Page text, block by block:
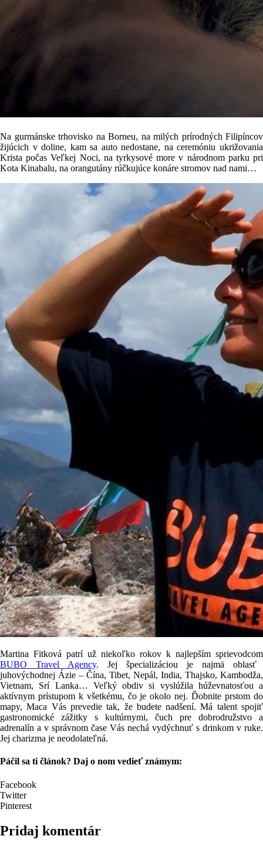
Na gurmánske trhovisko na Borneu, na milých prírodných Filipíncov
žijúcich v doline, kam sa auto nedostane, na ceremóniu ukrižovania
Krista počas Veľkej Noci, na tyrkysové more v národnom parku pri
Kota Kinabalu, na orangutány rúčkujúce konáre stromov nad nami…
Martina Fitková patrí už niekoľko rokov k najlepším sprievodcom
BUBO Travel Agency. Jej špecializáciou je najmä oblasť
juhovýchodnej Ázie – Čína, Tibet, Nepál, India, Thajsko, Kambodža,
Vietnam, Srí Lanka… Veľký obdiv si vyslúžila húževnatosťou a
aktívnym prístupom k všetkému, čo je okolo nej. Ďobnite prstom do
mapy, Maca Vás prevedie tak, že budete nadšení. Má talent spojiť
gastronomické zážitky s kultúrnymi, čuch pre dobrodružstvo a
adrenalín a v správnom čase Vás nechá vydýchnuť s drinkom v ruke.
Jej charizma je neodolateľná.
Páčil sa ti článok? Daj o nom vedieť známym:
Facebook
Twitter
Pinterest
Pridaj komentár